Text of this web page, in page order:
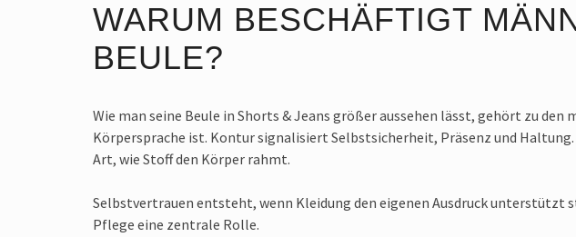
WARUM BESCHÄFTIGT
BEULE?
Wie man seine Beule in Shorts & Jeans größer aussehen lässt, gehört zu
Körpersprache ist. Kontur signalisiert Selbstsicherheit, Präsenz und
Art, wie Stoff den Körper rahmt.
Selbstvertrauen entsteht, wenn Kleidung den eigenen Ausdruck
Pflege eine zentrale Rolle.